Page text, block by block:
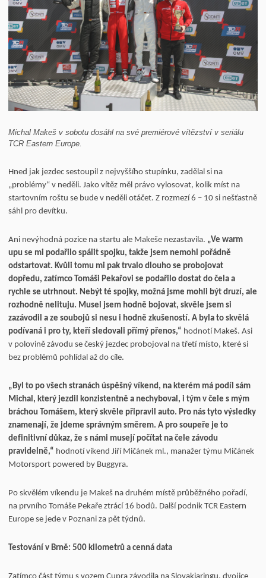
Michal Makeš v sobotu dosáhl na své premiérové vítězství v seriálu
TCR Eastern Europe.
Hned jak jezdec sestoupil z nejvyššího stupínku, zadělal si na
„problémy“ v neděli. Jako vítěz měl právo vylosovat, kolik míst na
startovním roštu se bude v neděli otáčet. Z rozmezí 6 – 10 si nešťastně
sáhl pro devítku.
Ani nevýhodná pozice na startu ale Makeše nezastavila. „Ve warm
upu se mi podařilo spálit spojku, takže jsem nemohl pořádně
odstartovat. Kvůli tomu mi pak trvalo dlouho se probojovat
dopředu, zatímco Tomáši Pekařovi se podařilo dostat do čela a
rychle se utrhnout. Nebýt té spojky, možná jsme mohli být druzí, ale
rozhodně nelituju. Musel jsem hodně bojovat, skvěle jsem si
zazávodil a ze soubojů si nesu i hodně zkušeností. A byla to skvělá
podívaná i pro ty, kteří sledovali přímý přenos,“ hodnotí Makeš. Asi
v polovině závodu se český jezdec probojoval na třetí místo, které si
bez problémů pohlídal až do cíle.
„Byl to po všech stranách úspěšný víkend, na kterém má podíl sám
Michal, který jezdil konzistentně a nechyboval, i tým v čele s mým
bráchou Tomášem, který skvěle připravil auto. Pro nás tyto výsledky
znamenají, že jdeme správným směrem. A pro soupeře je to
definitivní důkaz, že s námi musejí počítat na čele závodu
pravidelně,“ hodnotí víkend Jiří Mičánek ml., manažer týmu Mičánek
Motorsport powered by Buggyra.
Po skvělém víkendu je Makeš na druhém místě průběžného pořadí,
na prvního Tomáše Pekaře ztrácí 16 bodů. Další podnik TCR Eastern
Europe se jede v Poznani za pět týdnů.
Testování v Brně: 500 kilometrů a cenná data